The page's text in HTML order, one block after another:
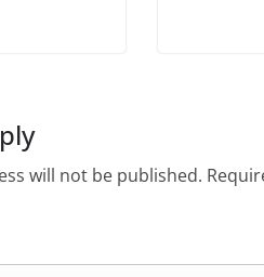
will not be published.